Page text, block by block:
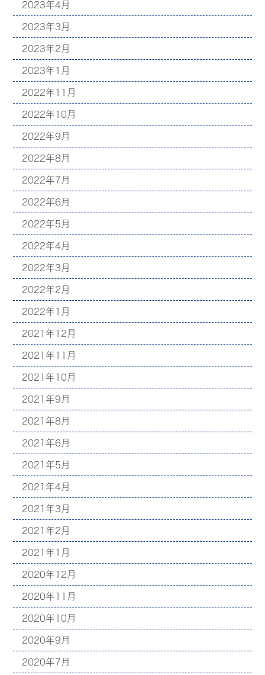
2023年4月
2023年3月
2023年2月
2023年1月
2022年11月
2022年10月
2022年9月
2022年8月
2022年7月
2022年6月
2022年5月
2022年4月
2022年3月
2022年2月
2022年1月
2021年12月
2021年11月
2021年10月
2021年9月
2021年8月
2021年6月
2021年5月
2021年4月
2021年3月
2021年2月
2021年1月
2020年12月
2020年11月
2020年10月
2020年9月
2020年7月